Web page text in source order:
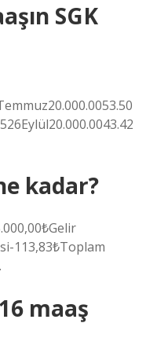
SGK
kadar?
113,83₺Toplam
maaş